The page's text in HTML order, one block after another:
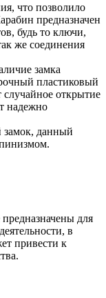
что позволило
предназначен
будь то ключи,
же соединения
замка
пластиковый
случайное открытие
надежно
замок, данный
для
в
привести к